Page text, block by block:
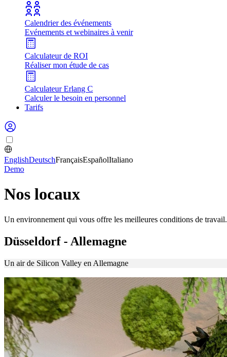
Calendrier des événements
Evénements et webinaires à venir
Calculateur de ROI
Réaliser mon étude de cas
Calculateur Erlang C
Calculer le besoin en personnel
Tarifs
EnglishDeutschFrançaisEspañolItaliano
Demo
Nos locaux
Un environnement qui vous offre les meilleures conditions de travail.
Düsseldorf - Allemagne
Un air de Silicon Valley en Allemagne